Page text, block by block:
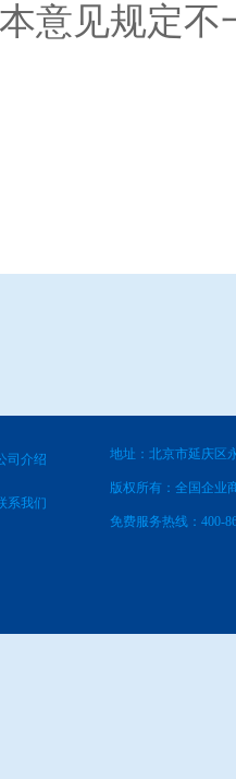
意见规定
司介绍
系我们
地址：北京市延庆区
版权所有：全国企业
免费服务热线：